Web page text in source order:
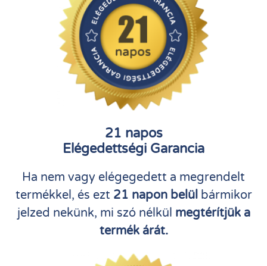
21 napos
Elégedettségi Garancia
Ha nem vagy elégegedett a megrendelt
termékkel, és ezt 21 napon belülbármikor
jelzed nekünk, mi szó nélkül megtérítjük a
termék árát.